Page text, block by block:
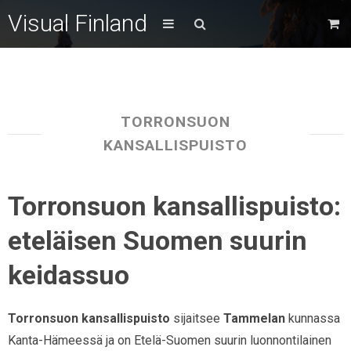
Visual Finland
TORRONSUON
KANSALLISPUISTO
Torronsuon kansallispuisto:
eteläisen Suomen suurin
keidassuo
Torronsuon kansallispuisto sijaitsee Tammelan kunnassa
Kanta-Hämeessä ja on Etelä-Suomen suurin luonnontilainen